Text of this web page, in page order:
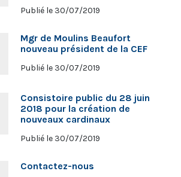
Publié le 30/07/2019
Mgr de Moulins Beaufort
nouveau président de la CEF
Publié le 30/07/2019
Consistoire public du 28 juin
2018 pour la création de
nouveaux cardinaux
Publié le 30/07/2019
Contactez-nous